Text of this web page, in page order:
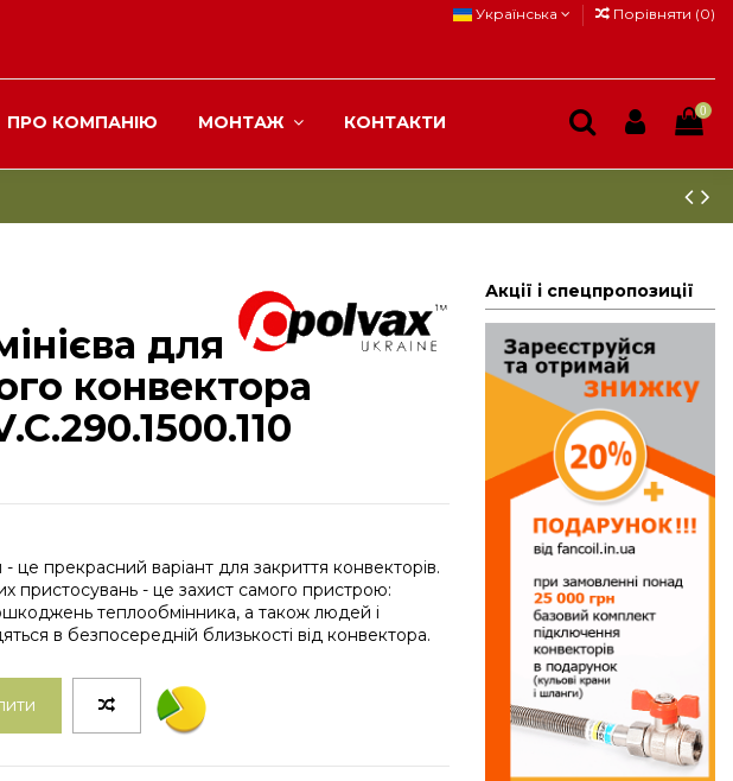
Українська Порівняти (0)
ПРО КОМПАНІЮ МОНТАЖ КОНТАКТИ
0
для
конвектора
це прекрасний варіант для закриття конвекторів.
пристосувань - це захист самого пристрою:
теплообмінника, а також людей і
в безпосередній близькості від конвектора.
Акції і спецпропозиції